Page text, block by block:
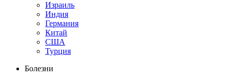
Израиль
Индия
Германия
Китай
США
Турция
Болезни